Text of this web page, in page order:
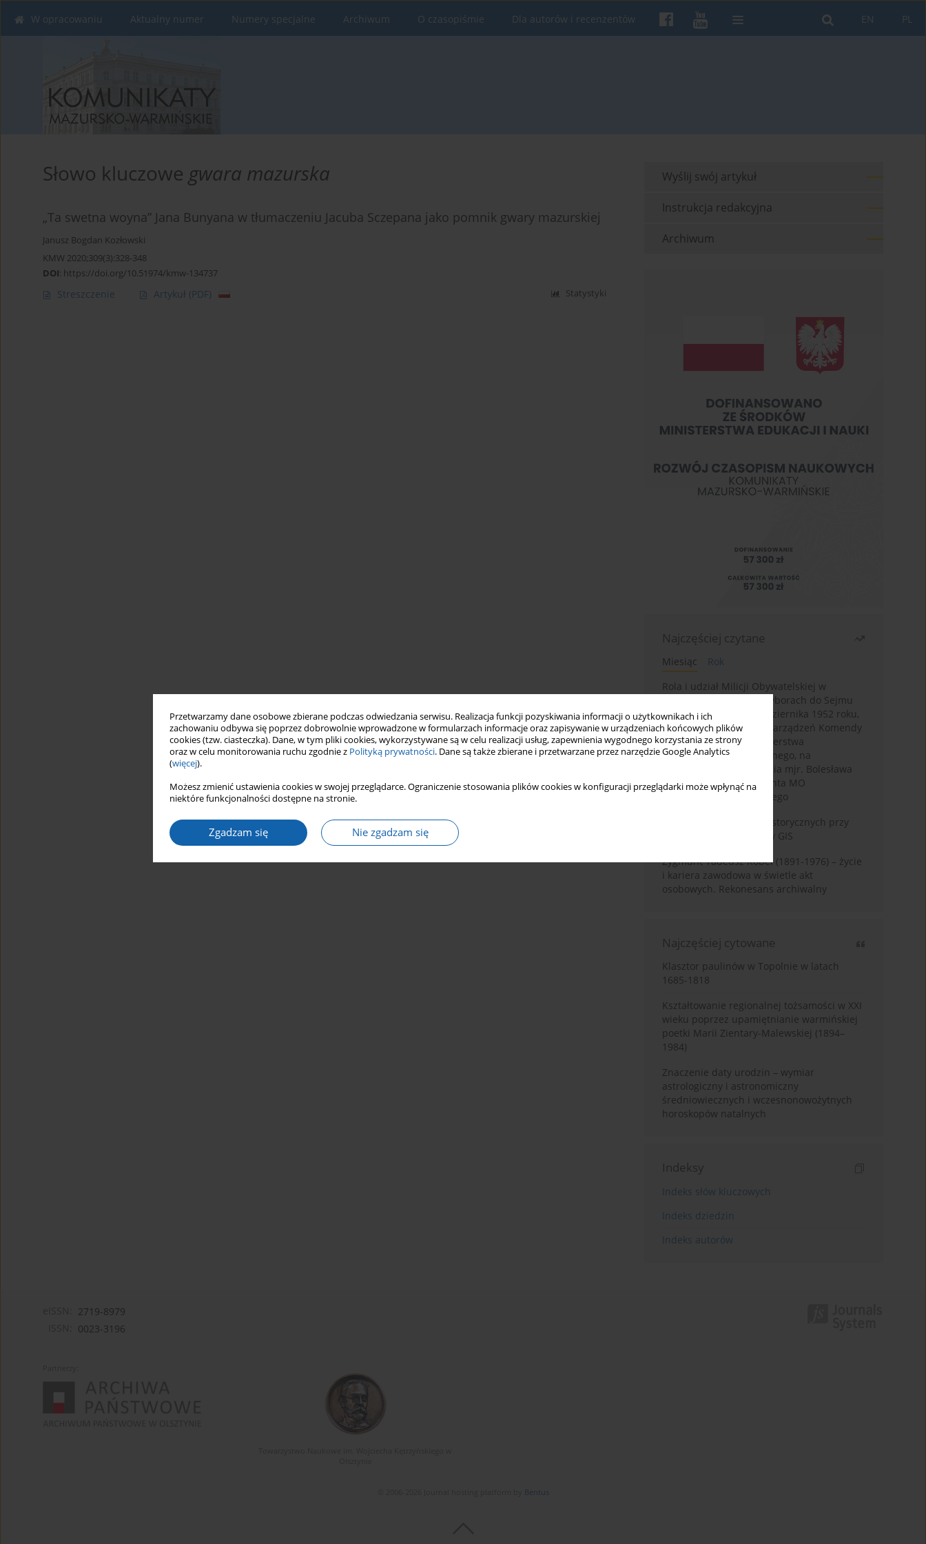
Przetwarzamy dane osobowe zbierane podczas odwiedzania serwisu. Realizacja funkcji pozyskiwania informacji o użytkownikach i ich
zachowaniu odbywa się poprzez dobrowolnie wprowadzone w formularzach informacje oraz zapisywanie w urządzeniach końcowych plików
cookies (tzw. ciasteczka). Dane, w tym pliki cookies, wykorzystywane są w celu realizacji usług, zapewnienia wygodnego korzystania ze strony
oraz w celu monitorowania ruchu zgodnie z Polityką prywatności. Dane są także zbierane i przetwarzane przez narzędzie Google Analytics
(więcej).
Możesz zmienić ustawienia cookies w swojej przeglądarce. Ograniczenie stosowania plików cookies w konfiguracji przeglądarki może wpłynąć na
niektóre funkcjonalności dostępne na stronie.
Zgadzam się Nie zgadzam się
PL
EN
W opracowaniu Aktualny numer Numery specjalne Archiwum O czasopiśmie Dla autorów i recenzentów
Słowo kluczowe gwara mazurska
„Ta swetna woyna” Jana Bunyana w tłumaczeniu Jacuba Sczepana jako pomnik gwary mazurskiej
Janusz Bogdan Kozłowski
KMW 2020;309(3):328-348
DOI: https://doi.org/10.51974/kmw-134737
Streszczenie Artykuł (PDF) Statystyki
Wyślij swój artykuł
Instrukcja redakcyjna
Archiwum
Najczęściej czytane
Miesiąc
Rok
Rola i udział Milicji Obywatelskiej w
kampanii wyborczej i wyborach do Sejmu
PRL I kadencji z 26 października 1952 roku,
w świetle wytycznych i zarządzeń Komendy
Głównej MO oraz Ministerstwa
Bezpieczeństwa Publicznego, na
przykładzie sprawozdania mjr. Bolesława
Wyszyńskiego komendanta MO
województwa olsztyńskiego
Granica w badaniach historycznych przy
wykorzystaniu serwerów GIS
Zygmunt Tadeusz Robel (1891-1976) – życie
i kariera zawodowa w świetle akt
osobowych. Rekonesans archiwalny
Najczęściej cytowane
Klasztor paulinów w Topolnie w latach
1685-1818
Kształtowanie regionalnej tożsamości w XXI
wieku poprzez upamiętnianie warmińskiej
poetki Marii Zientary-Malewskiej (1894–
1984)
Znaczenie daty urodzin – wymiar
astrologiczny i astronomiczny
średniowiecznych i wczesnonowożytnych
horoskopów natalnych
Indeksy
Indeks słów kluczowych
Indeks dziedzin
Indeks autorów
2719-8979
0023-3196
Bentus